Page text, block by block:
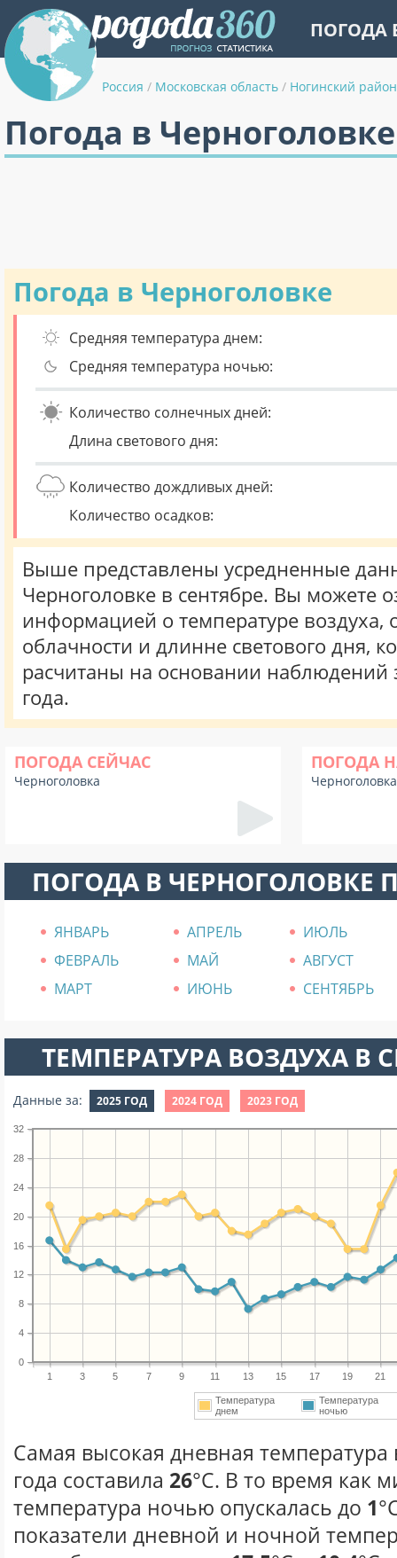
ПОГОДА
Россия / Московская область / Ногинский район
Погода в
Погода в Черноголовке
Средняя температура днем:
Средняя температура ночью:
Количество солнечных дней:
Длина светового дня:
Количество дождливых дней:
Количество осадков:
Выше представлены усредненные
Черноголовке в сентябре. Вы можете
информацией о температуре воздуха,
облачности и длинне светового дня,
расчитаны на основании наблюдений
года.
ПОГОДА СЕЙЧАС
Черноголовка
ПОГОДА
Черноголовка
ПОГОДА В ЧЕРНОГОЛОВКЕ
ЯНВАРЬ АПРЕЛЬ
ИЮЛЬ
ФЕВРАЛЬ
МАЙ
АВГУСТ
МАРТ
ИЮНЬ СЕНТЯБРЬ
ТЕМПЕРАТУРА ВОЗДУХА В
Данные за: 2025 ГОД 2024 ГОД 2023 ГОД
1 3 5 7 9 11 13 15 17 19 21
0
4
8
12
16
20
24
28
32
Температура
днем
Температура
ночью
Самая высокая дневная температура
года составила 26°С. В то время как
температура ночью опускалась до 1
показатели дневной и ночной